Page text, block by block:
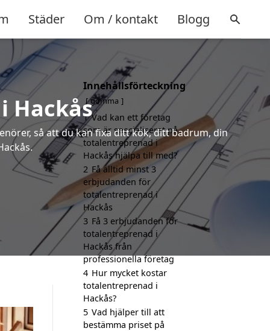
Städer Om / kontakt Blogg
Hackås
så att du kan fixa ditt kök, ditt badrum, din
Innehållsförteckning
gömma
1 Vad kan ett företag
som är specialiserat på
totalentreprenad i
Hackås hjälpa till med?
2 Få alltid minst 3
erbjudanden för
totalentreprenad i
Hackås
3 Få 3 erbjudanden för
totalentreprenad i
Hackås från
professionella företag
4 Hur mycket kostar
totalentreprenad i
Hackås?
5 Vad hjälper till att
bestämma priset på